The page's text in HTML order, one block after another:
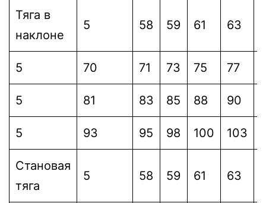
Тяга в
наклоне
5 58 59 61 63
5 70 71 73 75 77
5 81 83 85 88 90
5 93 95 98 100 103
Становая
тяга
5 58 59 61 63